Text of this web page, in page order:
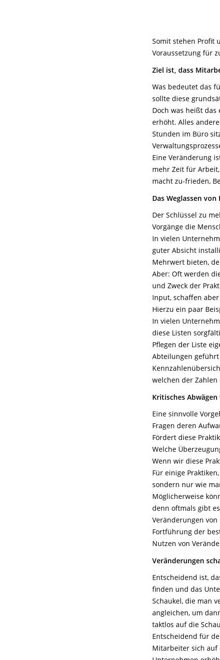
Somit stehen Profit
Voraussetzung für
Ziel ist, dass
Was bedeutet das
sollte diese
Doch was heißt
erhöht. Alles
Stunden im Büro
Eine Veränderung
mehr Zeit für
macht zu-frieden,
Das Weglassen
Der Schlüssel zu
Vorgänge die
In vielen
guter Absicht
Mehrwert bieten,
Aber: Oft werden
und Zweck der
Input, schaffen
Hierzu ein paar
In vielen
diese Listen
Pflegen der Liste
Abteilungen
welchen der
Kritisches
Eine sinnvolle
Fragen deren
Fördert diese
Welche
Wenn wir diese
Für einige
sondern nur wie
Möglicherweise
denn oftmals gibt
Veränderungen
Fortführung der
Nutzen von
Veränderungen
Entscheidend ist,
finden und das
Schaukel, die man
angleichen, um
taktlos auf die
Entscheidend für
Mitarbeiter sich auf